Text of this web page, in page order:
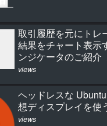
取引履歴を元にトレ
結果をチャート表示
ンジケータのご紹介
views
ヘッドレスな
想ディスプレイを使
views